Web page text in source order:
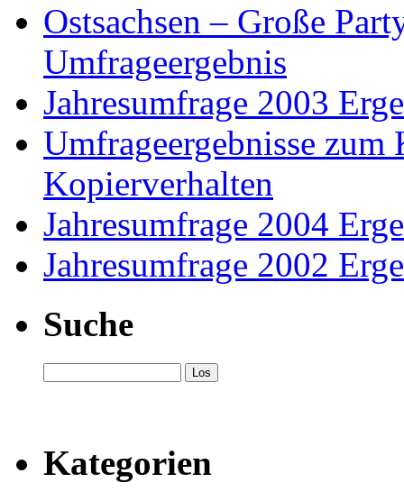
Ostsachsen – Große
Umfrageergebnis
Jahresumfrage 2003
Umfrageergebnisse zum
Kopierverhalten
Jahresumfrage 2004
Jahresumfrage 2002
Suche
Kategorien